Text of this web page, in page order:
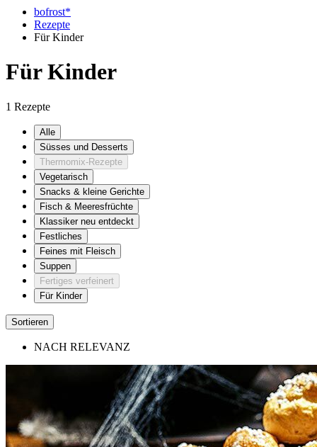
bofrost*
Rezepte
Für Kinder
Für Kinder
1 Rezepte
Alle
Süsses und Desserts
Thermomix-Rezepte
Vegetarisch
Snacks & kleine Gerichte
Fisch & Meeresfrüchte
Klassiker neu entdeckt
Festliches
Feines mit Fleisch
Suppen
Fertiges verfeinert
Für Kinder
Sortieren
NACH RELEVANZ